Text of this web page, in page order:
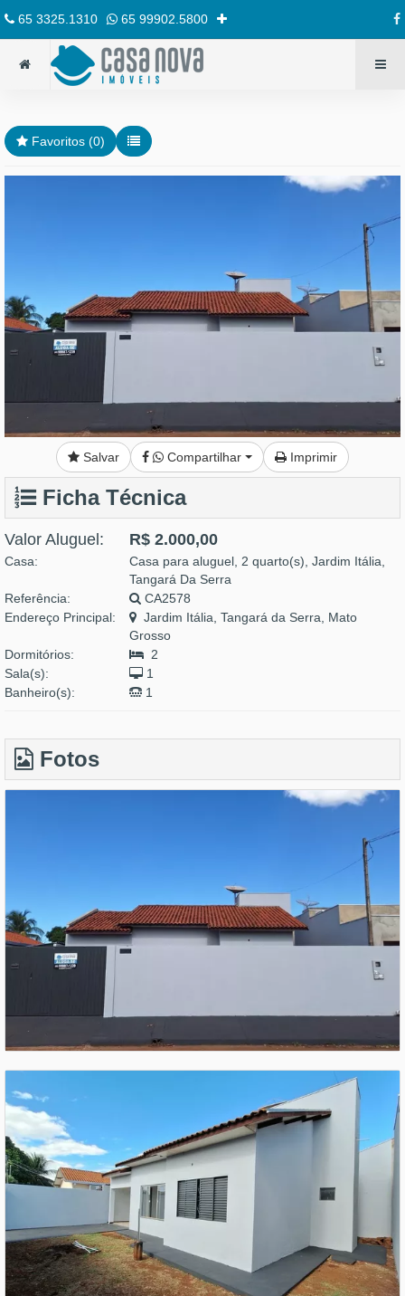
65 3325.1310 65 99902.5800
Favoritos (0)
Salvar Compartilhar Imprimir
Ficha Técnica
Valor Aluguel: R$ 2.000,00
Casa:
Casa para aluguel, 2 quarto(s), Jardim Itália,
Tangará Da Serra
Referência:
CA2578
Endereço Principal:
Jardim Itália, Tangará da Serra, Mato
Grosso
Dormitórios:
2
Sala(s):
1
Banheiro(s):
1
Fotos